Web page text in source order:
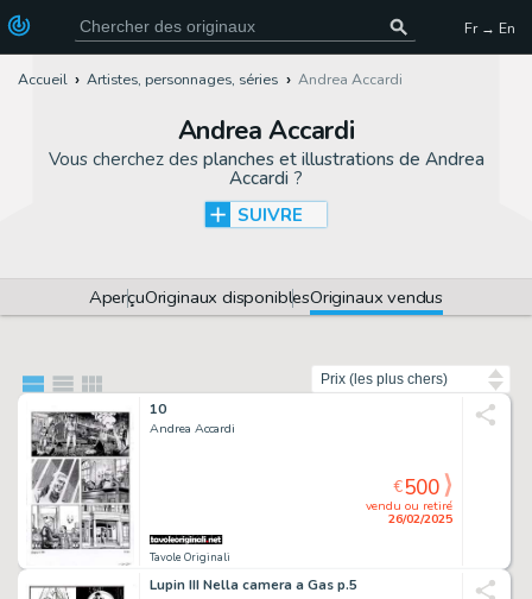
Fr → En
Accueil Artistes, personnages, séries Andrea Accardi
Andrea Accardi
Vous cherchez des planches et illustrations de Andrea
Accardi ?
SUIVRE
AperçuOriginaux disponiblesOriginaux vendus
10
Andrea Accardi
Tavole Originali
vendu ou retiré
26/02/2025
€500
Lupin III Nella camera a Gas p.5